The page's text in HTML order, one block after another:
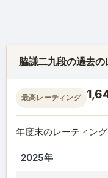
脇謙二九段の過去
最高レーティング
年度末のレーティング
2025年